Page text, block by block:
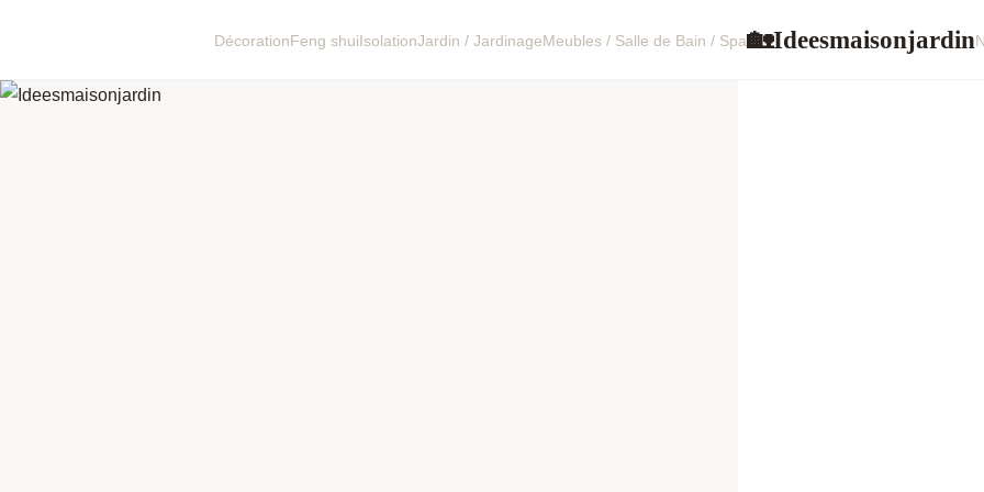
DécorationFeng shuiIsolationJardin / JardinageMeubles / Salle de Bain / Spa🏡Ideesmaisonjardin